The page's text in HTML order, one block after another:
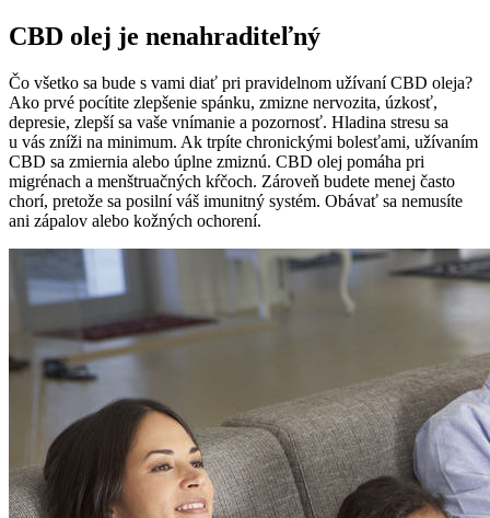
CBD olej je nenahraditeľný
Čo všetko sa bude s vami diať pri pravidelnom užívaní CBD oleja?
Ako prvé pocítite zlepšenie spánku, zmizne nervozita, úzkosť,
depresie, zlepší sa vaše vnímanie a pozornosť. Hladina stresu sa
u vás zníži na minimum. Ak trpíte chronickými bolesťami, užívaním
CBD sa zmiernia alebo úplne zmiznú. CBD olej pomáha pri
migrénach a menštruačných kŕčoch. Zároveň budete menej často
chorí, pretože sa posilní váš imunitný systém. Obávať sa nemusíte
ani zápalov alebo kožných ochorení.